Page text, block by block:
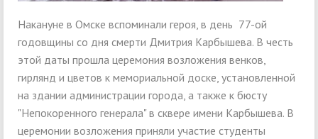
Накануне в Омске вспоминали героя, в день 77-ой
годовщины со дня смерти Дмитрия Карбышева. В честь
этой даты прошла церемония возложения венков,
гирлянд и цветов к мемориальной доске, установленной
на здании администрации города, а также к бюсту
"Непокоренного генерала" в сквере имени Карбышева. В
церемонии возложения приняли участие студенты